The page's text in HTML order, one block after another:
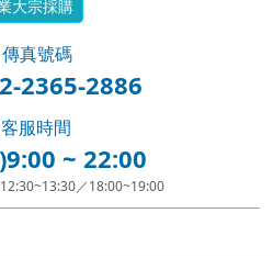
大宗採購
真號碼
2365-2886
客服時間
~ 22:00
／18:00~19:00